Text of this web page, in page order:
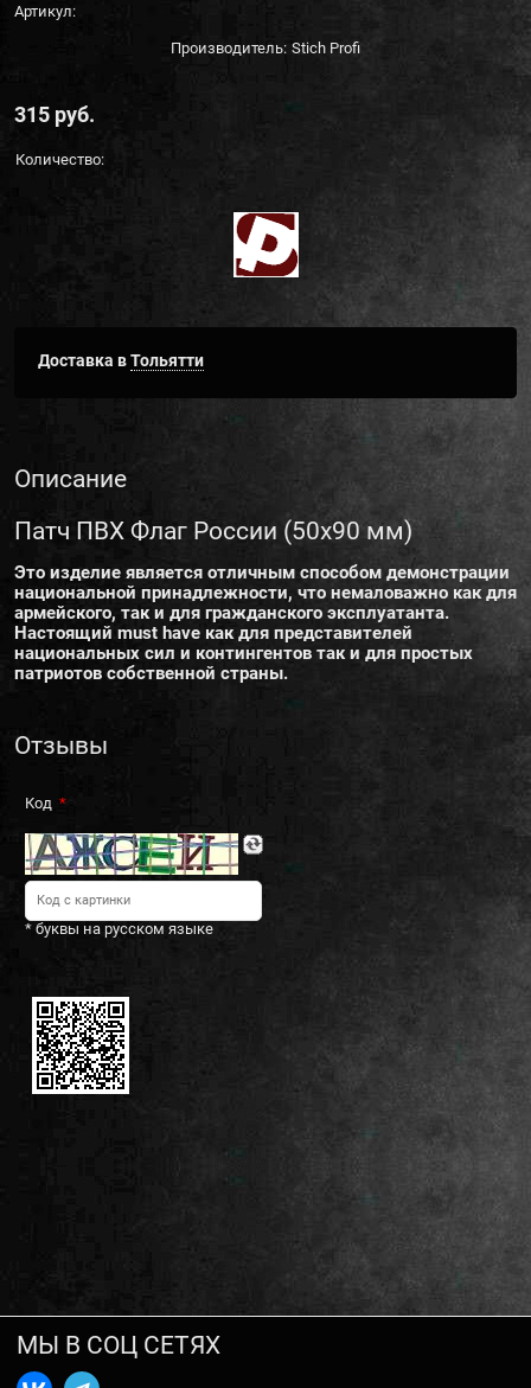
Артикул:
Производитель: Stich Profi
315 руб.
Количество:
Доставка вТольятти
Описание
Патч ПВХ Флаг России (50х90 мм)
Это изделие является отличным способом демонстрации
национальной принадлежности, что немаловажно как для
армейского, так и для гражданского эксплуатанта.
Настоящий must have как для представителей
национальных сил и контингентов так и для простых
патриотов собственной страны.
Отзывы
Код
* буквы на русском языке
МЫ В СОЦ СЕТЯХ